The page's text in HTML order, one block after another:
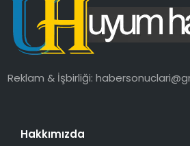
SAĞLIK
MAGAZIN
Reklam & İşbirliği:
Hakkımızda